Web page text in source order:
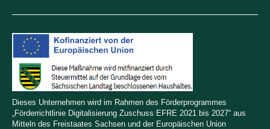
Dieses Unternehmen wird im Rahmen des Förderprogrammes
„Förderrichtlinie Digitalisierung Zuschuss EFRE 2021 bis 2027“ aus
Mitteln des Freistaates Sachsen und der Europäischen Union